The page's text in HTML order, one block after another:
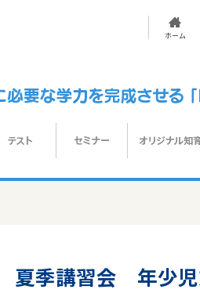
ホーム
夏季講習会 年少